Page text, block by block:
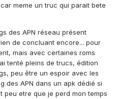
meme un truc qui parait bete
des APN réseau présent
de concluant encore... pour
mais avec certaines roms
tenté pleins de trucs, édition
peu être un espoir avec les
des APN dans un apk dédié si
peu etre que je perd mon temps